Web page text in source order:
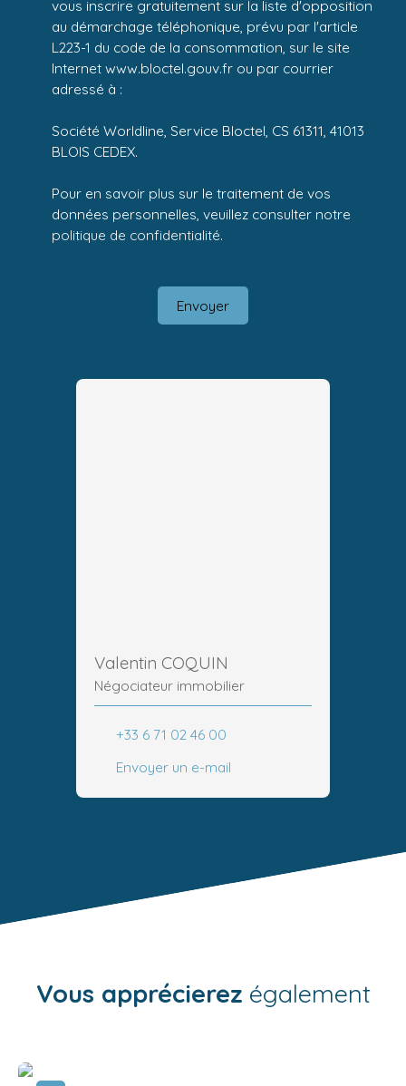
vous inscrire gratuitement sur la liste d'opposition
au démarchage téléphonique, prévu par l'article
L223-1 du code de la consommation, sur le site
Internet www.bloctel.gouv.fr ou par courrier
adressé à :
Société Worldline, Service Bloctel, CS 61311, 41013
BLOIS CEDEX.
Pour en savoir plus sur le traitement de vos
données personnelles, veuillez consulter notre
politique de confidentialité.
Envoyer
Valentin COQUIN
Négociateur immobilier
+33 6 71 02 46 00
Envoyer un e-mail
Vous apprécierez également